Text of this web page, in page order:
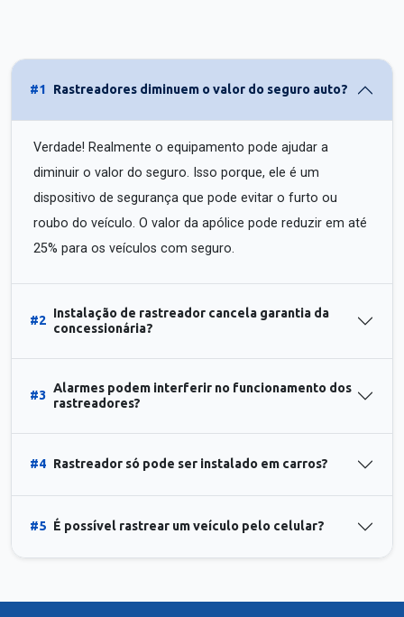
#1 Rastreadores diminuem o valor do seguro auto?
Verdade! Realmente o equipamento pode ajudar a
diminuir o valor do seguro. Isso porque, ele é um
dispositivo de segurança que pode evitar o furto ou
roubo do veículo. O valor da apólice pode reduzir em até
25% para os veículos com seguro.
#2
Instalação de rastreador cancela garantia da
concessionária?
#3
Alarmes podem interferir no funcionamento dos
rastreadores?
#4 Rastreador só pode ser instalado em carros?
#5 É possível rastrear um veículo pelo celular?